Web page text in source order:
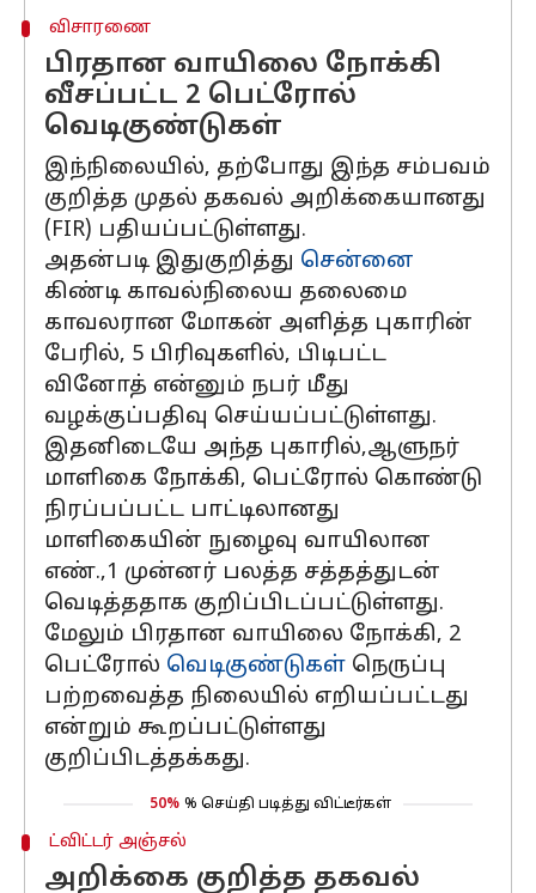
விசாரணை
பிரதான வாயிலை நோக்கி
வீசப்பட்ட 2 பெட்ரோல்
வெடிகுண்டுகள்
இந்நிலையில், தற்போது இந்த சம்பவம்
குறித்த முதல் தகவல் அறிக்கையானது
(FIR) பதியப்பட்டுள்ளது.
அதன்படி இதுகுறித்து சென்னை
கிண்டி காவல்நிலைய தலைமை
காவலரான மோகன் அளித்த புகாரின்
பேரில், 5 பிரிவுகளில், பிடிபட்ட
வினோத் என்னும் நபர் மீது
வழக்குப்பதிவு செய்யப்பட்டுள்ளது.
இதனிடையே அந்த புகாரில்,ஆளுநர்
மாளிகை நோக்கி, பெட்ரோல் கொண்டு
நிரப்பப்பட்ட பாட்டிலானது
மாளிகையின் நுழைவு வாயிலான
எண்.,1 முன்னர் பலத்த சத்தத்துடன்
வெடித்ததாக குறிப்பிடப்பட்டுள்ளது.
மேலும் பிரதான வாயிலை நோக்கி, 2
பெட்ரோல் வெடிகுண்டுகள் நெருப்பு
பற்றவைத்த நிலையில் எறியப்பட்டது
என்றும் கூறப்பட்டுள்ளது
குறிப்பிடத்தக்கது.
50% % செய்தி படித்து விட்டீர்கள்
ட்விட்டர் அஞ்சல்
அறிக்கை குறித்த தகவல்